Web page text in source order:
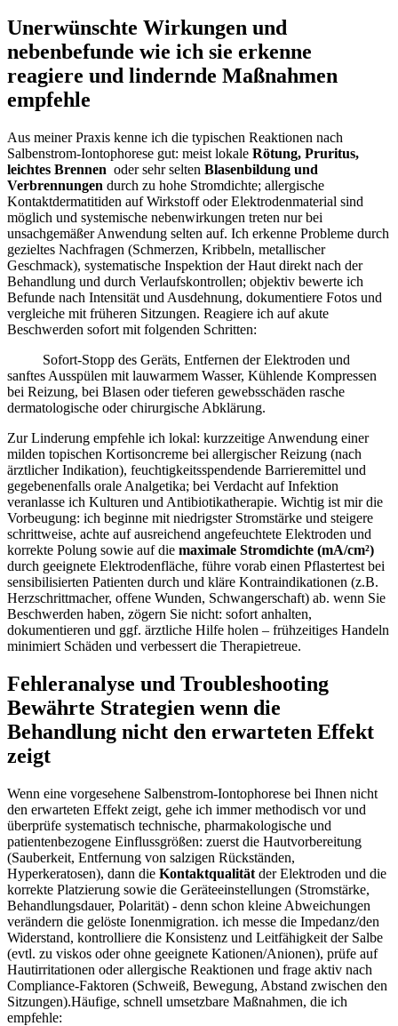
Unerwünschte Wirkungen und
nebenbefunde‍ wie ​ich sie erkenne​
reagiere ⁤und lindernde Maßnahmen
empfehle
Aus meiner‌ Praxis kenne ich die typischen Reaktionen nach
Salbenstrom-Iontophorese gut: meist lokale Rötung, Pruritus,
‌leichtes‌ Brennen ​ oder sehr selten Blasenbildung und
Verbrennungen durch zu hohe‍ Stromdichte; allergische
Kontaktdermatitiden auf Wirkstoff oder Elektrodenmaterial sind
möglich‍ und ‍systemische nebenwirkungen treten ‍nur ‌bei
unsachgemäßer Anwendung selten auf. Ich erkenne Probleme durch
gezieltes‍ Nachfragen (Schmerzen, Kribbeln, metallischer
‍Geschmack), systematische ​Inspektion⁢ der Haut direkt nach der
Behandlung⁢ und durch ⁢Verlaufskontrollen; objektiv bewerte ich⁤
Befunde nach⁤ Intensität⁤ und ⁢Ausdehnung, ‌dokumentiere Fotos und‌
vergleiche mit⁤ früheren ⁢Sitzungen. Reagiere ich‌ auf akute
Beschwerden sofort⁤ mit ​folgenden Schritten:
Sofort-Stopp des Geräts, Entfernen der ​Elektroden und
sanftes Ausspülen mit lauwarmem Wasser, Kühlende​ Kompressen​
bei Reizung, bei Blasen oder tieferen gewebsschäden rasche
dermatologische oder ⁤chirurgische Abklärung.
Zur Linderung ‍empfehle‌ ich lokal: kurzzeitige Anwendung ​einer
milden topischen⁤ Kortisoncreme bei allergischer Reizung (nach
ärztlicher ⁣Indikation), feuchtigkeitsspendende Barrieremittel und
⁢gegebenenfalls orale Analgetika; bei Verdacht auf Infektion
veranlasse ich Kulturen und Antibiotikatherapie. Wichtig ist‍ mir⁣ die⁣
Vorbeugung: ich beginne mit niedrigster ⁢Stromstärke‌ und ​steigere‌
schrittweise, achte⁢ auf ausreichend angefeuchtete Elektroden und
korrekte Polung sowie auf die maximale ⁤Stromdichte (mA/cm²)
durch geeignete Elektrodenfläche, führe vorab einen Pflastertest‌ bei
sensibilisierten Patienten⁢ durch und kläre Kontraindikationen (z.B.
Herzschrittmacher, offene Wunden, Schwangerschaft) ab. wenn Sie
Beschwerden ‌haben, ⁢zögern ⁤Sie nicht: sofort anhalten,
dokumentieren und⁣ ggf. ‌ärztliche Hilfe holen – frühzeitiges‌ Handeln
minimiert Schäden und verbessert‌ die Therapietreue.
Fehleranalyse ‍und Troubleshooting
⁤Bewährte ‍Strategien wenn die
Behandlung nicht den erwarteten Effekt
zeigt
Wenn eine vorgesehene⁣ Salbenstrom-Iontophorese bei Ihnen nicht
den erwarteten ​Effekt zeigt, gehe ich immer⁢ methodisch⁤ vor und
überprüfe systematisch technische,⁢ pharmakologische und
patientenbezogene Einflussgrößen: ​zuerst die Hautvorbereitung
(Sauberkeit, Entfernung von ‍salzigen⁢ Rückständen,
Hyperkeratosen), dann die Kontaktqualität der⁤ Elektroden und die
korrekte‌ Platzierung sowie⁣ die Geräteeinstellungen‍ (Stromstärke,
Behandlungsdauer, ​Polarität) -⁢ denn schon kleine Abweichungen‍
verändern die gelöste Ionenmigration. ich messe die ⁣Impedanz/den
Widerstand,​ kontrolliere die Konsistenz und Leitfähigkeit der Salbe
(evtl. zu viskos oder ohne geeignete Kationen/Anionen), prüfe auf
Hautirritationen⁤ oder‍ allergische Reaktionen und frage aktiv nach
Compliance‑Faktoren (Schweiß, Bewegung, Abstand zwischen den⁣
Sitzungen).Häufige, schnell‌ umsetzbare Maßnahmen, die ich
empfehle: